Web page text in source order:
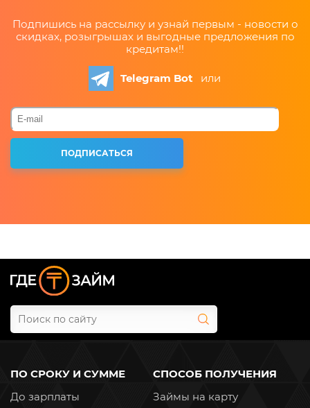
Подпишись на рассылку и узнай первым - новости о
скидках, розыгрышах и выгодные предложения по
кредитам!!
Telegram Bot или
ПО СРОКУ И СУММЕ
До зарплаты
СПОСОБ ПОЛУЧЕНИЯ
Займы на карту